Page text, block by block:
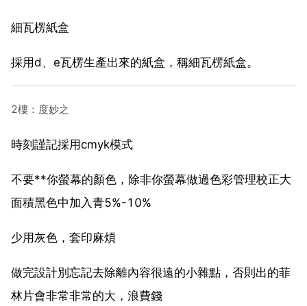
細瓦楞紙盒
採用d、e瓦楞生產出來的紙盒，稱細瓦楞紙盒。
2樓：度妙之
時刻謹記採用cmyk模式
不要**你螢幕的顏色，除非你螢幕做過色彩管理校正大
面積黑色中加入青5%-10%
少用灰色，套印麻煩
做完設計別忘記去除離內容很遠的小雜點，否則出的菲
林片會非常非常的大，浪費錢